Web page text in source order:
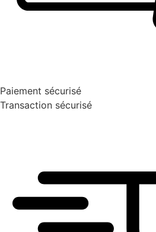
Paiement sécurisé
Transaction sécurisé